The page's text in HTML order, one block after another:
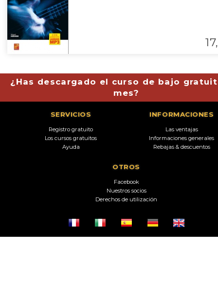
17,
¿Has descargado el curso de bajo
mes?
SERVICIOS
Registro gratuito
Los cursos gratuitos
Ayuda
INFORMACIONES
Las ventajas
Informaciones generales
Rebajas & descuentos
OTROS
Facebook
Nuestros socios
Derechos de utilización